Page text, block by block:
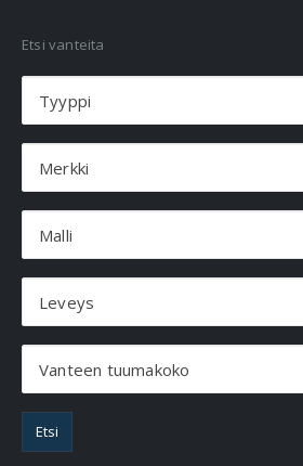
Etsi vanteita
Tyyppi
Merkki
Malli
Leveys
Vanteen tuumakoko
Etsi